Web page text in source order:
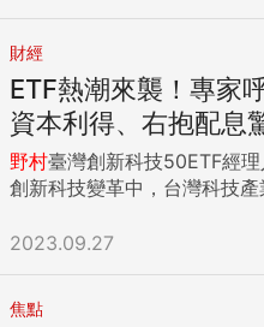
財經
ETF熱潮來襲！專家
資本利得、右抱配息
野村臺灣創新科技50ETF經
創新科技變革中，台灣科技
2023.09.27
焦點